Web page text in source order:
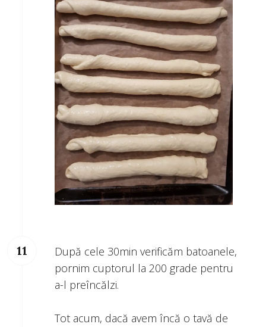
După cele 30min verificăm batoanele,
pornim cuptorul la 200 grade pentru
a-l preîncălzi.
Tot acum, dacă avem încă o tavă de